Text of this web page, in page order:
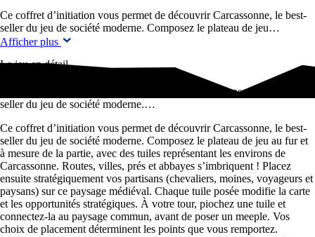
Ce coffret d’initiation vous permet de découvrir Carcassonne, le best-
seller du jeu de société moderne. Composez le plateau de jeu…
Afficher plus
Le jeu en détail
Ce coffret d'initiation vous permet de découvrir Carcassonne, le best-
seller du jeu de société moderne.…
Ce coffret d’initiation vous permet de découvrir Carcassonne, le best-
seller du jeu de société moderne. Composez le plateau de jeu au fur et
à mesure de la partie, avec des tuiles représentant les environs de
Carcassonne. Routes, villes, prés et abbayes s’imbriquent ! Placez
ensuite stratégiquement vos partisans (chevaliers, moines, voyageurs et
paysans) sur ce paysage médiéval. Chaque tuile posée modifie la carte
et les opportunités stratégiques. À votre tour, piochez une tuile et
connectez-la au paysage commun, avant de poser un meeple. Vos
choix de placement déterminent les points que vous remportez.